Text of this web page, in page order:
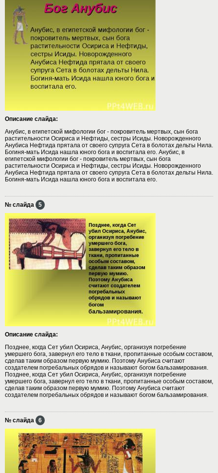
Описание слайда:
Анубис, в египетской мифологии бог - покровитель мертвых, сын бога
растительности Осириса и Нефтиды, сестры Исиды. Новорожденного
Анубиса Нефтида прятала от своего супруга Сета в болотах дельты Нила.
Богиня-мать Исида нашла юного бога и воспитала его. Анубис, в
египетской мифологии бог - покровитель мертвых, сын бога
растительности Осириса и Нефтиды, сестры Исиды. Новорожденного
Анубиса Нефтида прятала от своего супруга Сета в болотах дельты Нила.
Богиня-мать Исида нашла юного бога и воспитала его.
№ слайда 5
Описание слайда:
Позднее, когда Сет убил Осириса, Анубис, организуя погребение
умершего бога, завернул его тело в ткани, пропитанные особым составом,
сделав таким образом первую мумию. Поэтому Анубиса считают
создателем погребальных обрядов и называют богом бальзамирования.
Позднее, когда Сет убил Осириса, Анубис, организуя погребение
умершего бога, завернул его тело в ткани, пропитанные особым составом,
сделав таким образом первую мумию. Поэтому Анубиса считают
создателем погребальных обрядов и называют богом бальзамирования.
№ слайда 6